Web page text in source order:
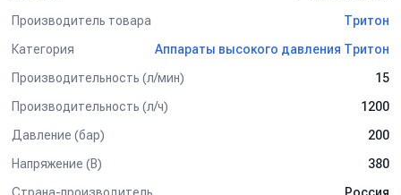
Манометр
до 50 сек)
Кнопкой на 12В для установки на стену.
Рама настенная
Рама на колесах
Пенокомплект
Шланг высокого давления от 1 м до 50 м
Производитель товара
Тритон
Категория
Аппараты высокого давления Тритон
Производительность (л/мин)
15
Производительность (л/ч)
1200
Давление (бар)
200
Напряжение (В)
380
Страна-производитель